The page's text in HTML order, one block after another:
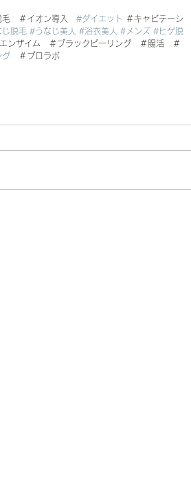
毛　＃イオン導入 #ダイエット
＃キャビテーシ
脱毛 #うなじ美人 #浴衣美人 #メンズ #ヒゲ脱
ザイム　＃ブラックピーリング　＃腸活　＃
グ ＃プロラボ